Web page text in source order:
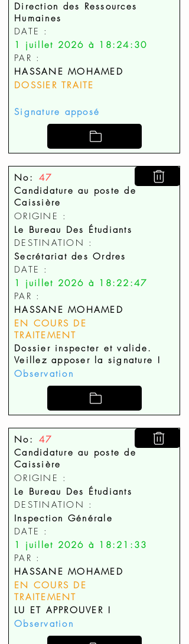
Direction des Ressources
Humaines
DATE :
1 juillet 2026 à 18:24:30
PAR :
HASSANE MOHAMED
DOSSIER TRAITE
Signature apposé
No: 47
Candidature au poste de
Caissière
ORIGINE :
Le Bureau Des Étudiants
DESTINATION :
Secrétariat des Ordres
DATE :
1 juillet 2026 à 18:22:47
PAR :
HASSANE MOHAMED
EN COURS DE
TRAITEMENT
Dossier inspecter et valide.
Veillez apposer la signature !
Observation
No: 47
Candidature au poste de
Caissière
ORIGINE :
Le Bureau Des Étudiants
DESTINATION :
Inspection Générale
DATE :
1 juillet 2026 à 18:21:33
PAR :
HASSANE MOHAMED
EN COURS DE
TRAITEMENT
LU ET APPROUVER !
Observation